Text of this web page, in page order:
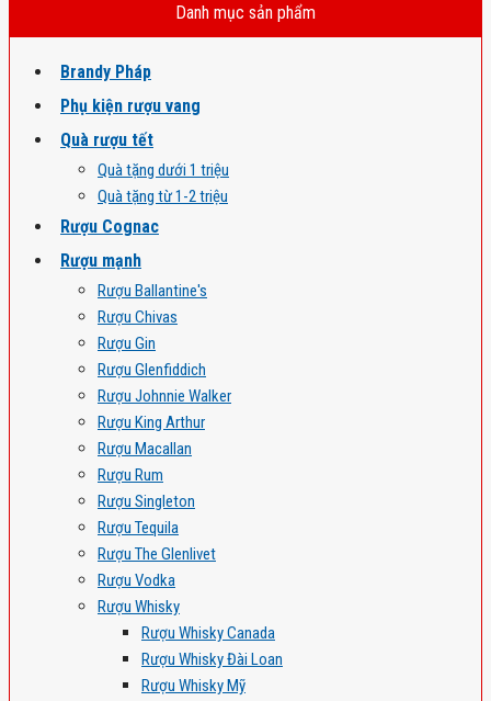
Danh mục sản phẩm
Brandy Pháp
Phụ kiện rượu vang
Quà rượu tết
Quà tặng dưới 1 triệu
Quà tặng từ 1-2 triệu
Rượu Cognac
Rượu mạnh
Rượu Ballantine's
Rượu Chivas
Rượu Gin
Rượu Glenfiddich
Rượu Johnnie Walker
Rượu King Arthur
Rượu Macallan
Rượu Rum
Rượu Singleton
Rượu Tequila
Rượu The Glenlivet
Rượu Vodka
Rượu Whisky
Rượu Whisky Canada
Rượu Whisky Đài Loan
Rượu Whisky Mỹ